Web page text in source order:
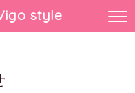
style